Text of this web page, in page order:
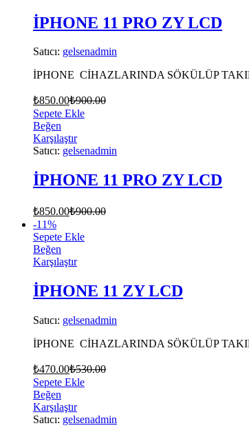
İPHONE 11 PRO ZY LCD
Satıcı: gelsenadmin
İPHONE CİHAZLARINDA SÖKÜLÜP
₺850.00₺900.00
Sepete Ekle
Beğen
Karşılaştır
Satıcı: gelsenadmin
İPHONE 11 PRO ZY LCD
₺850.00₺900.00
-11%
Sepete Ekle
Beğen
Karşılaştır
İPHONE 11 ZY LCD
Satıcı: gelsenadmin
İPHONE CİHAZLARINDA SÖKÜLÜP
₺470.00₺530.00
Sepete Ekle
Beğen
Karşılaştır
Satıcı: gelsenadmin